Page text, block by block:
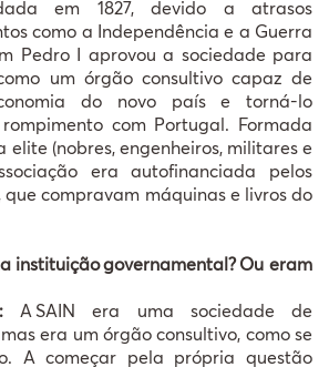
em 1827, devido a atrasos
como a Independência e a Guerra
Pedro I aprovou a sociedade para
um órgão consultivo capaz de
do novo país e torná-lo
com Portugal. Formada
elite (nobres, engenheiros, militares e
ção era autofinanciada pelos
que compravam máquinas e livros do
instituiçãogovernamental?Ou eram
ASAIN era uma sociedade de
era umórgão consultivo, como se
A começar pela própria questão